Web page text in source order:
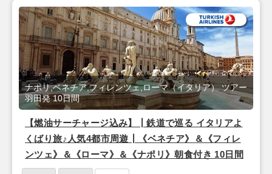
【燃油サーチャージ込み】┃鉄道で巡る イタリアよ
くばり旅♪人気4都市周遊┃《ベネチア》＆《フィレ
ンツェ》＆《ローマ》＆《ナポリ》朝食付き 10日間
ナポリ,ベネチア,フィレンツェ,ローマ（イタリア） ツアー
羽田発 10日間